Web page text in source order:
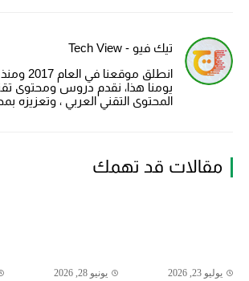
تيك فيو - Tech View
انطلق
يومنا هذا، نقدم دروس ومحتوى
المحتوى التقني العربي ، وتعزيزه
مقالات قد تهمك
يوليو 23, 2026 يونيو 28, 2026